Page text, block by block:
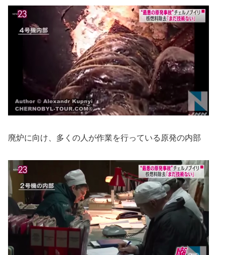
廃炉に向け、多くの人が作業を行っている原発の内部